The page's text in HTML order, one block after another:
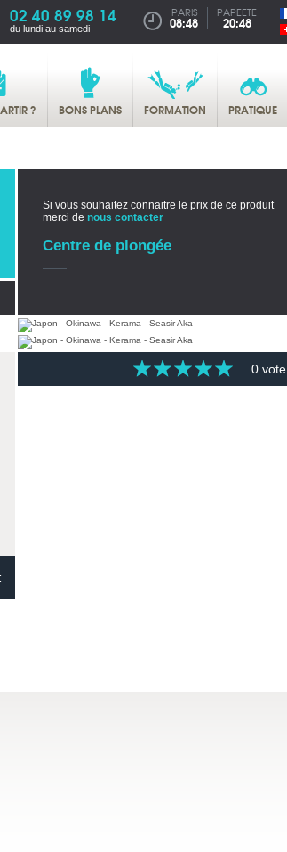
02 40 89 98 14
du lundi au samedi
PARIS
08:48
PAPEETE
20:48
? BONS PLANS FORMATION PRATIQUE
Si vous souhaitez connaitre le prix de ce produit
merci de nous contacter
Centre de plongée
0 vote